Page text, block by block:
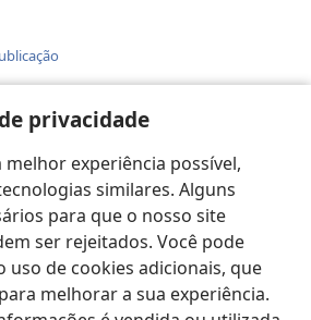
privacidade
experiência possível,
similares. Alguns
para que o nosso site
ser rejeitados. Você pode
uso de cookies adicionais, que
melhorar a sua experiência.
Bible and Tract Society of
DE PRIVACIDADE|